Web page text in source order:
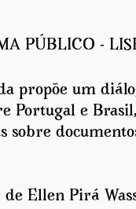
PÚBLICO -
propõe um
Portugal e
Ellen Pirá